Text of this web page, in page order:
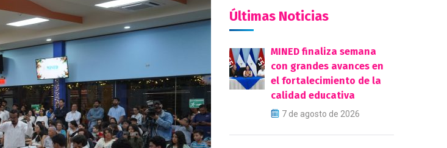
Últimas Noticias
MINED finaliza semana
con grandes avances en
el fortalecimiento de la
calidad educativa
7 de agosto de 2026